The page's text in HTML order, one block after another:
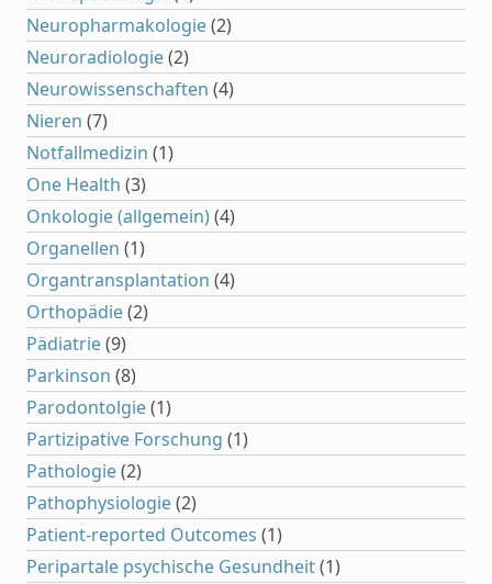
Neuropharmakologie(2)
Neuroradiologie(2)
Neurowissenschaften (4)
Nieren (7)
Notfallmedizin (1)
One Health (3)
Onkologie (allgemein)(4)
Organellen (1)
Organtransplantation (4)
Orthopädie(2)
Pädiatrie(9)
Parkinson (8)
Parodontolgie(1)
Partizipative Forschung (1)
Pathologie(2)
Pathophysiologie(2)
Patient-reported Outcomes (1)
Peripartale psychische Gesundheit(1)